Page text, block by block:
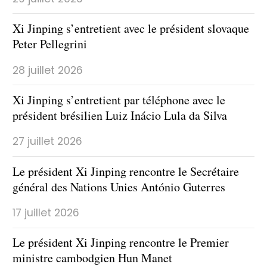
Xi Jinping s’entretient avec le président slovaque
Peter Pellegrini
28 juillet 2026
Xi Jinping s’entretient par téléphone avec le
président brésilien Luiz Inácio Lula da Silva
27 juillet 2026
Le président Xi Jinping rencontre le Secrétaire
général des Nations Unies António Guterres
17 juillet 2026
Le président Xi Jinping rencontre le Premier
ministre cambodgien Hun Manet